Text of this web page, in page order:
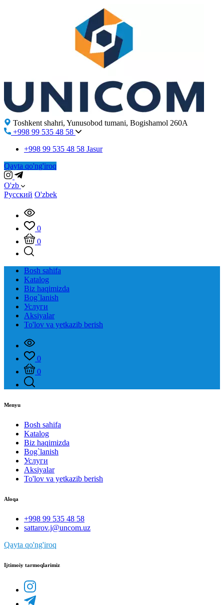
Toshkent shahri, Yunusobod tumani, Bogishamol 260A
+998 99 535 48 58
+998 99 535 48 58 Jasur
Qayta qo'ng'iroq
O'zb
Русский O'zbek
0
0
Bosh sahifa
Katalog
Biz haqimizda
Bog`lanish
Услуги
Aksiyalar
To'lov va yetkazib berish
0
0
Menyu
Bosh sahifa
Katalog
Biz haqimizda
Bog`lanish
Услуги
Aksiyalar
To'lov va yetkazib berish
Aloqa
+998 99 535 48 58
sattarov.j@uncom.uz
Qayta qo'ng'iroq
Ijtimoiy tarmoqlarimiz